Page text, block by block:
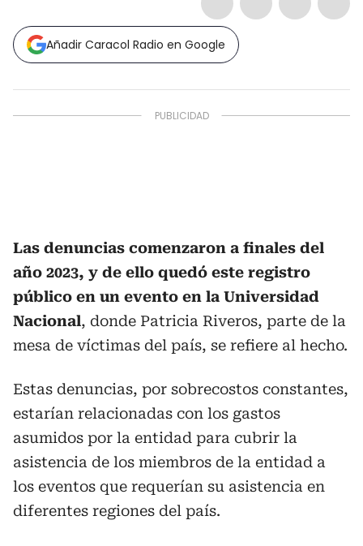
Añadir Caracol Radio en Google
Las denuncias comenzaron a finales del
año 2023, y de ello quedó este registro
público en un evento en la Universidad
Nacional, donde Patricia Riveros, parte de la
mesa de víctimas del país, se refiere al hecho.
Estas denuncias, por sobrecostos constantes,
estarían relacionadas con los gastos
asumidos por la entidad para cubrir la
asistencia de los miembros de la entidad a
los eventos que requerían su asistencia en
diferentes regiones del país.